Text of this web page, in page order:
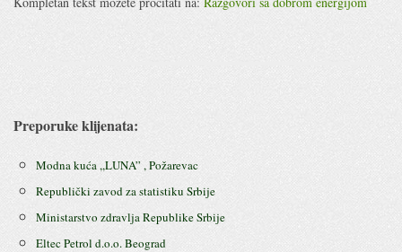
Preporuke klijenata:
Modna kuća ,,LUNA” , Požarevac
Republički zavod za statistiku Srbije
Ministarstvo zdravlja Republike Srbije
Eltec Petrol d.o.o. Beograd